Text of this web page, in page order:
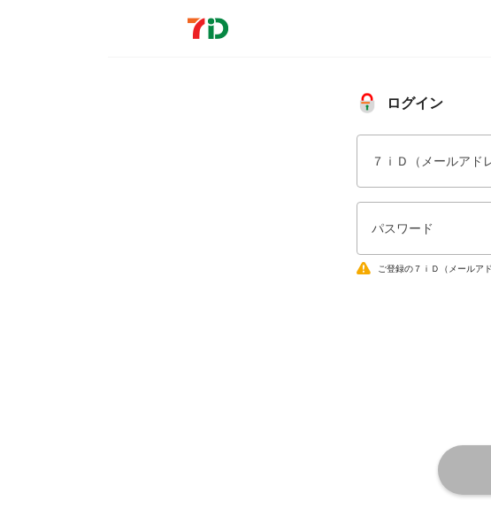
ログイン
７ｉＤ（メールアド
パスワード
ご登録の７ｉＤ（メールア